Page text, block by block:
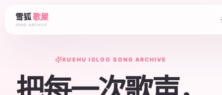
雪狐歌屋
SONG ARCHIVE
XUEHU IGLOO SONG ARCHIVE